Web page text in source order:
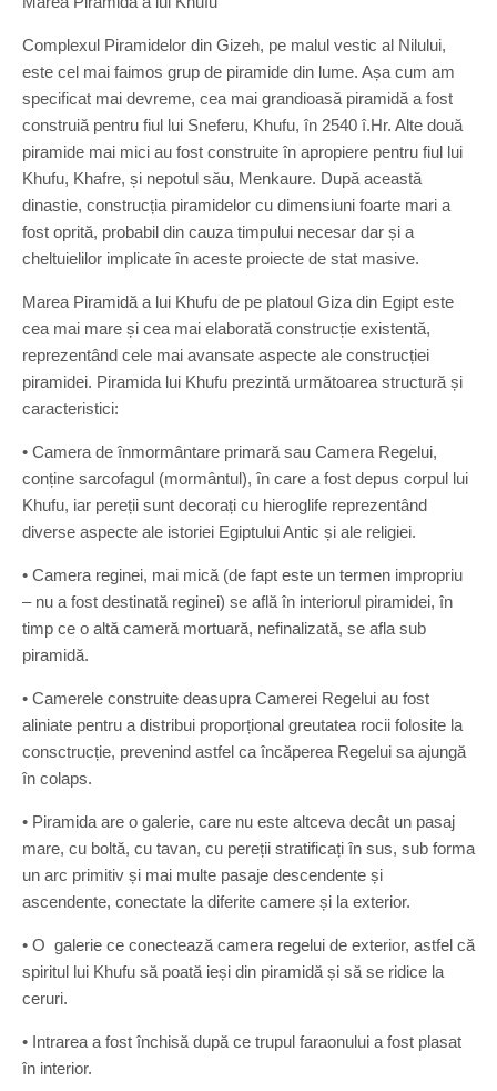
Complexul Piramidelor din Gizeh, pe malul vestic al Nilului,
este cel mai faimos grup de piramide din lume. Așa cum am
specificat mai devreme, cea mai grandioasă piramidă a fost
construiă pentru fiul lui Sneferu, Khufu, în 2540 î.Hr. Alte două
piramide mai mici au fost construite în apropiere pentru fiul lui
Khufu, Khafre, și nepotul său, Menkaure. După această
dinastie, construcția piramidelor cu dimensiuni foarte mari a
fost oprită, probabil din cauza timpului necesar dar și a
cheltuielilor implicate în aceste proiecte de stat masive.
Marea Piramidă a lui Khufu de pe platoul Giza din Egipt este
cea mai mare și cea mai elaborată construcție existentă,
reprezentând cele mai avansate aspecte ale construcției
piramidei. Piramida lui Khufu prezintă următoarea structură și
caracteristici:
• Camera de înmormântare primară sau Camera Regelui,
conține sarcofagul (mormântul), în care a fost depus corpul lui
Khufu, iar pereții sunt decorați cu hieroglife reprezentând
diverse aspecte ale istoriei Egiptului Antic și ale religiei.
• Camera reginei, mai mică (de fapt este un termen impropriu
– nu a fost destinată reginei) se află în interiorul piramidei, în
timp ce o altă cameră mortuară, nefinalizată, se afla sub
piramidă.
• Camerele construite deasupra Camerei Regelui au fost
aliniate pentru a distribui proporțional greutatea rocii folosite la
consctrucție, prevenind astfel ca încăperea Regelui sa ajungă
în colaps.
• Piramida are o galerie, care nu este altceva decât un pasaj
mare, cu boltă, cu tavan, cu pereții stratificați în sus, sub forma
un arc primitiv și mai multe pasaje descendente și
ascendente, conectate la diferite camere și la exterior.
• O galerie ce conectează camera regelui de exterior, astfel că
spiritul lui Khufu să poată ieși din piramidă și să se ridice la
ceruri.
• Intrarea a fost închisă după ce trupul faraonului a fost plasat
în interior.